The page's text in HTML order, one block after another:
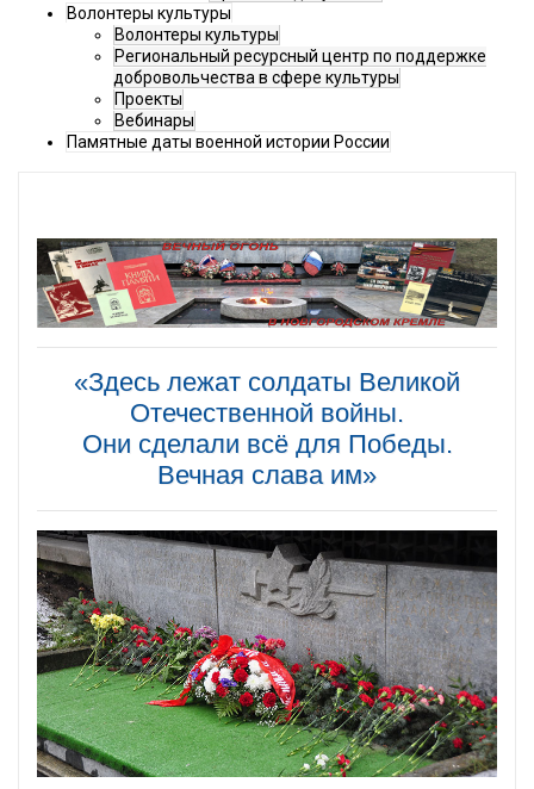
Волонтеры культуры
Волонтеры культуры
Региональный ресурсный центр по поддержке
добровольчества в сфере культуры
Проекты
Вебинары
Памятные даты военной истории России
«Здесь лежат солдаты Великой
Отечественной войны.
Они сделали всё для Победы.
Вечная слава им»